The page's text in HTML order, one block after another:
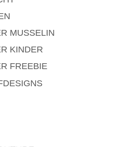
MUSSELIN
KINDER
FREEBIE